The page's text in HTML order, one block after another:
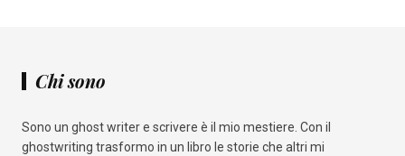
Chi sono
Sono un ghost writer e scrivere è il mio mestiere. Con il
ghostwriting trasformo in un libro le storie che altri mi